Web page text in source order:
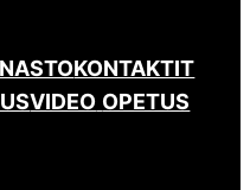
KONTAKTIT
VIDEO OPETUS